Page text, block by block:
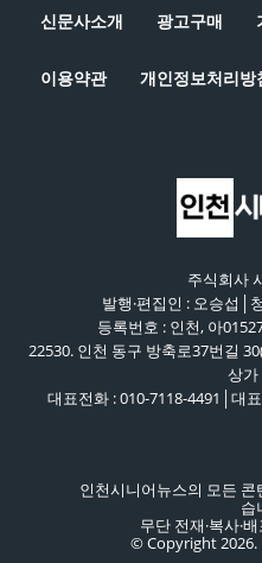
신문사소개 광고구매
이용약관 개인정보처리방
주식회사
발행·편집인 : 오승섭│
등록번호 : 인천, 아
22530. 인천 동구 방축로37번길
상가
대표전화 : 010-7118-4491│대
인천시니어뉴스의 모든
습
무단 전재·복사·
© Copyright